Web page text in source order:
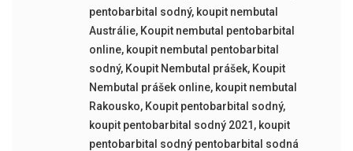
pentobarbital sodný, koupit nembutal
Austrálie, Koupit nembutal pentobarbital
online, koupit nembutal pentobarbital
sodný, Koupit Nembutal prášek, Koupit
Nembutal prášek online, koupit nembutal
Rakousko, Koupit pentobarbital sodný,
koupit pentobarbital sodný 2021 , koupit
pentobarbital sodný pentobarbital sodná